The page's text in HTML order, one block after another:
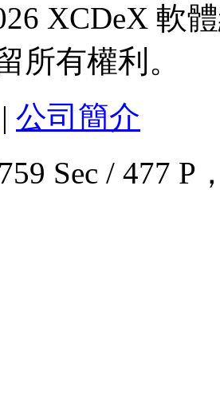
XCDeX 軟
所有權利。
| 公司簡介
Sec / 477